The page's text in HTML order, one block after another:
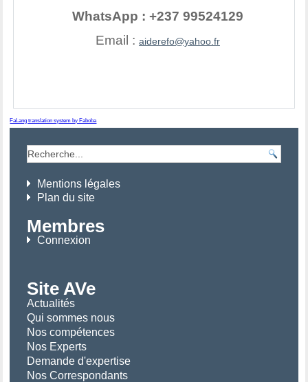
WhatsApp : +237 99524129
Email : aiderefo@yahoo.fr
FaLang translation system by Faboba
Mentions légales
Plan du site
Membres
Connexion
Site AVe
Actualités
Qui sommes nous
Nos compétences
Nos Experts
Demande d'expertise
Nos Correspondants